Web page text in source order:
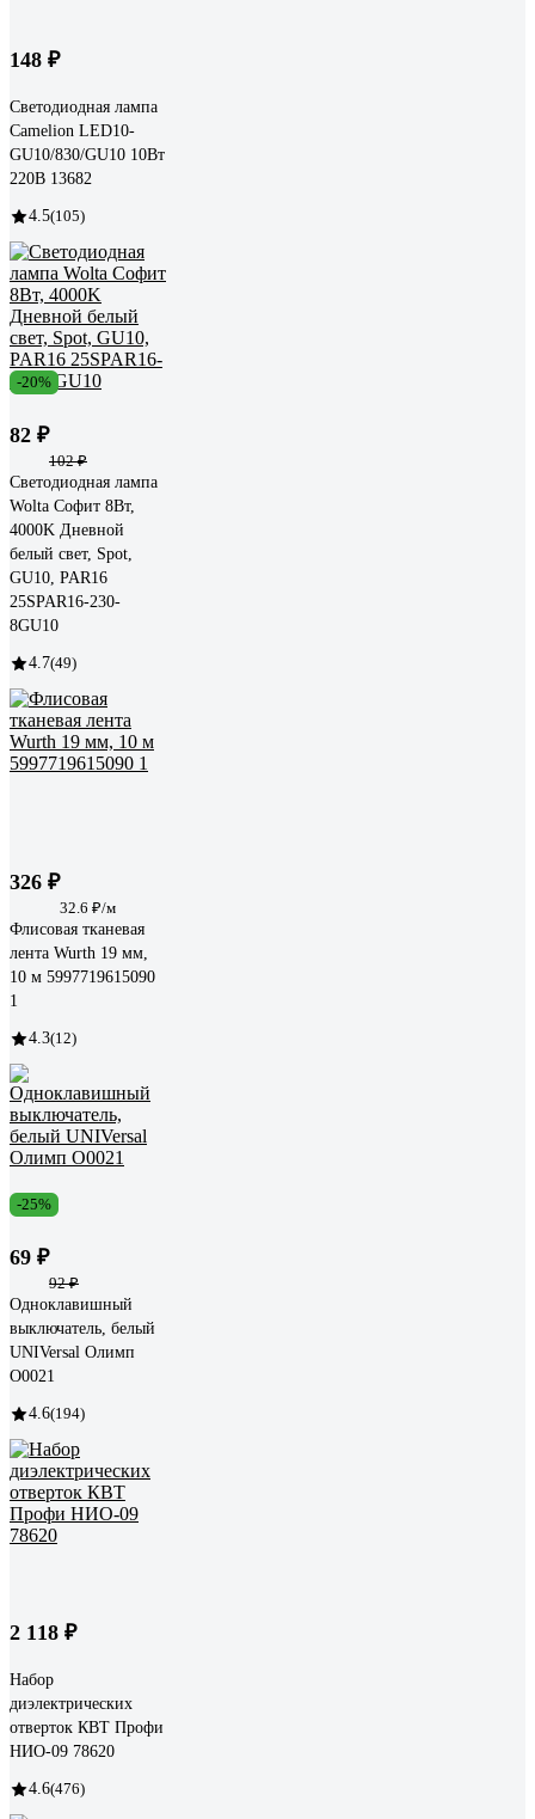
148 ₽
Светодиодная лампа
Camelion LED10-
GU10/830/GU10 10Вт
220В 13682
4.5(105)
-20%
82 ₽
102 ₽
Светодиодная лампа
Wolta Софит 8Вт,
4000K Дневной
белый свет, Spot,
GU10, PAR16
25SPAR16-230-
8GU10
4.7(49)
326 ₽
32.6 ₽/м
Флисовая тканевая
лента Wurth 19 мм,
10 м 5997719615090
1
4.3(12)
-25%
69 ₽
92 ₽
Одноклавишный
выключатель, белый
UNIVersal Олимп
О0021
4.6(194)
2 118 ₽
Набор
диэлектрических
отверток КВТ Профи
НИО-09 78620
4.6(476)